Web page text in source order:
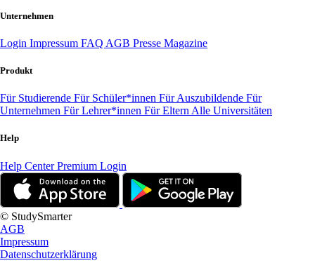
Unternehmen
Login Impressum FAQ AGB Presse Magazine
Produkt
Für Studierende Für Schüler*innen Für Auszubildende Für
Unternehmen Für Lehrer*innen Für Eltern Alle Universitäten
Help
Help CenterPremium Login
© StudySmarter
AGB
Impressum
Datenschutzerklärung